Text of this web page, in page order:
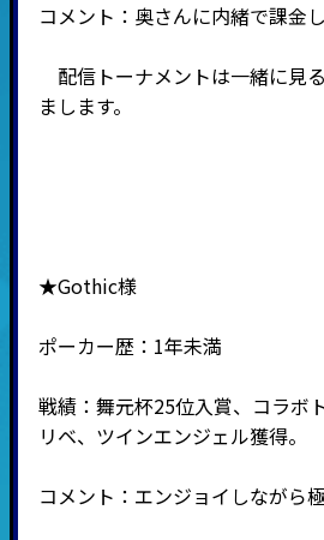
コメント：奥さんに内緒で課金し
配信トーナメントは一緒に見
まします。
★Gothic様
ポーカー歴：1年未満
戦績：舞元杯25位入賞、コラボ
リベ、ツインエンジェル獲得。
コメント：エンジョイしながら